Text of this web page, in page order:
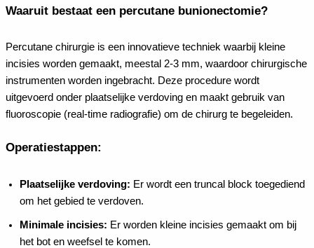
Waaruit bestaat een percutane bunionectomie?
Percutane chirurgie is een innovatieve techniek waarbij kleine
incisies worden gemaakt, meestal 2-3 mm, waardoor chirurgische
instrumenten worden ingebracht. Deze procedure wordt
uitgevoerd onder plaatselijke verdoving en maakt gebruik van
fluoroscopie (real-time radiografie) om de chirurg te begeleiden.
Operatiestappen:
Plaatselijke verdoving: Er wordt een truncal block toegediend
om het gebied te verdoven.
Minimale incisies: Er worden kleine incisies gemaakt om bij
het bot en weefsel te komen.